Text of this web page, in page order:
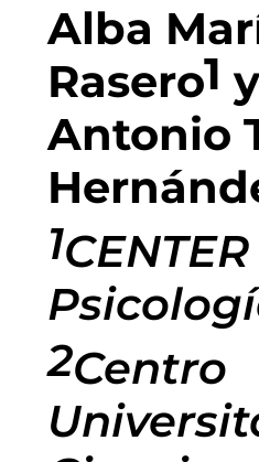
Alba
Rasero1
Antonio
1CENTER
2Centro